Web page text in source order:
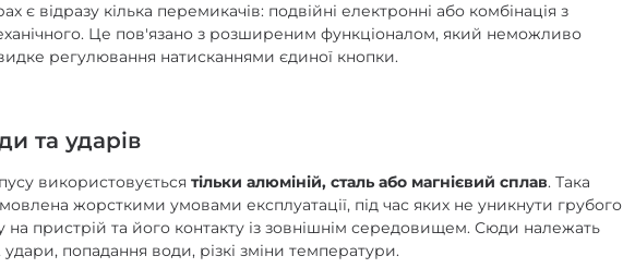
є відразу кілька перемикачів: подвійні електронні або комбінація з
Це пов'язано з розширеним функціоналом, який неможливо
регулювання натисканнями єдиної кнопки.
та ударів
використовуєтьсятільки алюміній, сталь або магнієвий сплав. Така
жорсткими умовами експлуатації, під час яких не уникнути грубого
на пристрій та його контакту із зовнішнім середовищем. Сюди належать
удари, попадання води, різкі зміни температури.